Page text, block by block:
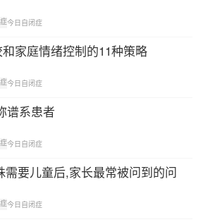
后，还可以改用棒子。方法就是
端，让孩子抓住中间重复前面的
身体对平衡能力的控制。
今日自闭症
家庭情绪控制的11种策略
今日自闭症
谱系患者
今日自闭症
需要儿童后,家长最常被问到的问
今日自闭症